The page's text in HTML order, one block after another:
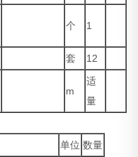
个 1
套 12
m
适
量
单位 数量